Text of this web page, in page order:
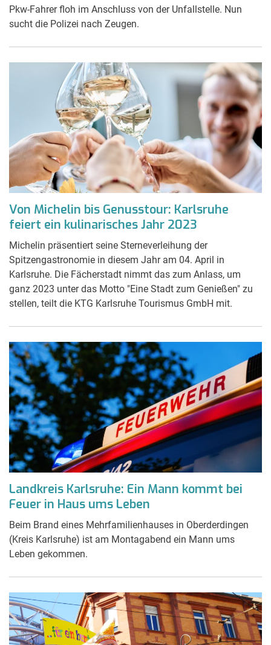
Pkw-Fahrer floh im Anschluss von der Unfallstelle. Nun
sucht die Polizei nach Zeugen.
Von Michelin bis Genusstour: Karlsruhe
feiert ein kulinarisches Jahr 2023
Michelin präsentiert seine Sterneverleihung der
Spitzengastronomie in diesem Jahr am 04. April in
Karlsruhe. Die Fächerstadt nimmt das zum Anlass, um
ganz 2023 unter das Motto "Eine Stadt zum Genießen" zu
stellen, teilt die KTG Karlsruhe Tourismus GmbH mit.
Landkreis Karlsruhe: Ein Mann kommt bei
Feuer in Haus ums Leben
Beim Brand eines Mehrfamilienhauses in Oberderdingen
(Kreis Karlsruhe) ist am Montagabend ein Mann ums
Leben gekommen.